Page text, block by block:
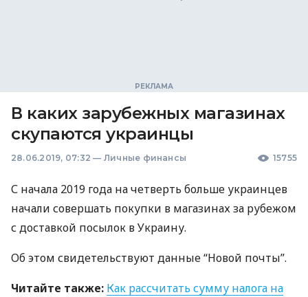
В каких зарубежных магазинах
скупаются украинцы
28.06.2019, 07:32 — Личные финансы 15755
С начала 2019 года на четверть больше украинцев
начали совершать покупки в магазинах за рубежом
с доставкой посылок в Украину.
Об этом свидетельствуют данные “Новой почты”.
Читайте также: Как рассчитать сумму налога на